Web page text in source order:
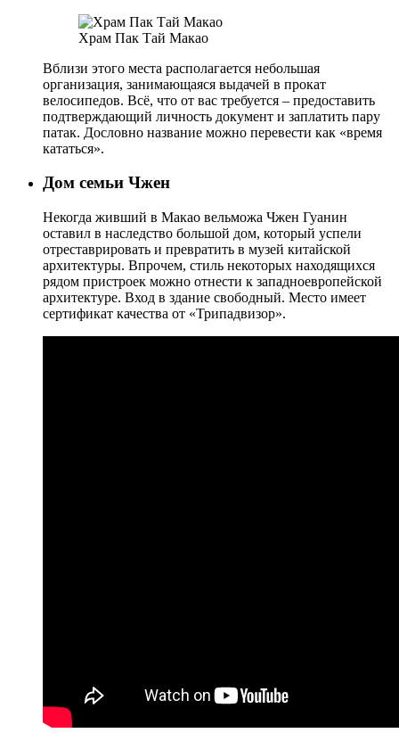
Храм Пак Тай Макао
Вблизи этого места располагается небольшая
организация, занимающаяся выдачей в прокат
велосипедов. Всё, что от вас требуется – предоставить
подтверждающий личность документ и заплатить пару
патак. Дословно название можно перевести как «время
кататься».
Дом семьи Чжен
Некогда живший в Макао вельможа Чжен Гуанин
оставил в наследство большой дом, который успели
отреставрировать и превратить в музей китайской
архитектуры. Впрочем, стиль некоторых находящихся
рядом пристроек можно отнести к западноевропейской
архитектуре. Вход в здание свободный. Место имеет
сертификат качества от «Трипадвизор».